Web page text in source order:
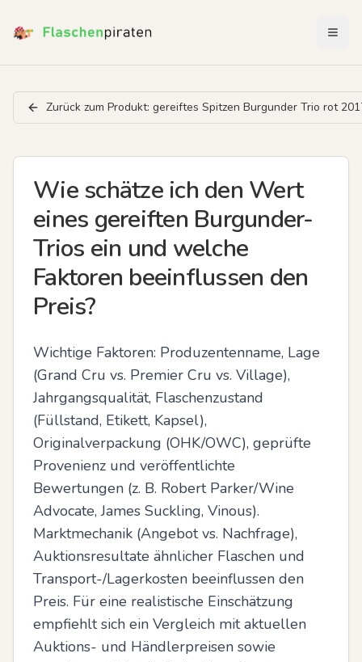
Zurück zum Produkt: gereiftes Spitzen Burgunder Trio rot
Wie schätze ich den Wert
eines gereiften Burgunder-
Trios ein und welche
Faktoren beeinflussen den
Preis?
Wichtige Faktoren: Produzentenname, Lage
(Grand Cru vs. Premier Cru vs. Village),
Jahrgangsqualität, Flaschenzustand
(Füllstand, Etikett, Kapsel),
Originalverpackung (OHK/OWC), geprüfte
Provenienz und veröffentlichte
Bewertungen (z. B. Robert Parker/Wine
Advocate, James Suckling, Vinous).
Marktmechanik (Angebot vs. Nachfrage),
Auktionsresultate ähnlicher Flaschen und
Transport-/Lagerkosten beeinflussen den
Preis. Für eine realistische Einschätzung
empfiehlt sich ein Vergleich mit aktuellen
Auktions- und Händlerpreisen sowie